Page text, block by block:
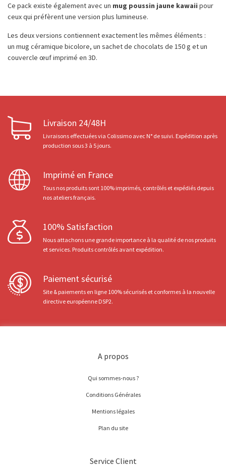
Ce pack existe également avec un mug poussin jaune kawaii pour
ceux qui préfèrent une version plus lumineuse.
Les deux versions contiennent exactement les mêmes éléments :
un mug céramique bicolore, un sachet de chocolats de 150 g et un
couvercle œuf imprimé en 3D.
Livraison 24/48H
Livraisons effectuées via Colissimo avec N° de suivi. Expédition après
production sous 3 à 5 jours.
Imprimé en France
Tous nos produits sont 100% imprimés, contrôlés et expédiés depuis
nos ateliers français.
100% Satisfaction
Nous attachons une grande importance à la qualité de nos produits
et services. Produits contrôlés avant expédition.
Paiement sécurisé
Site & paiements en ligne 100% sécurisés et conformes à la nouvelle
directive européenne DSP2.
A propos
Qui sommes-nous ?
Conditions Générales
Mentions légales
Plan du site
Service Client